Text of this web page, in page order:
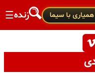
با سیما زنده☰